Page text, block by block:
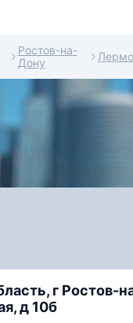
Ростов-на-
Дону
г Ростов-
д 10б